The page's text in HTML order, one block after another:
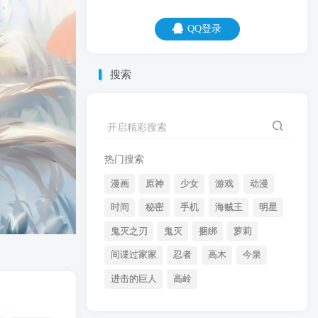
QQ登录
搜索
开启精彩搜索
热门搜索
漫画 原神 少女 游戏 动漫
时间 秘密 手机 海贼王 明星
鬼灭之刃 鬼灭 捆绑 萝莉
间谍过家家 忍者 高木 今泉
进击的巨人 高岭
QQ登录
一个人最大的敌人是自己，可是永远不能